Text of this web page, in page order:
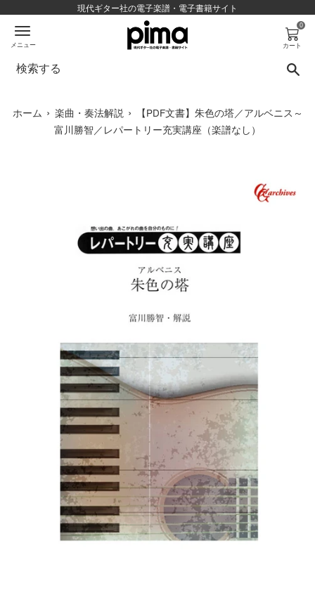
現代ギター社の電子楽譜・電子書籍サイト
0
カート
メニュー
ホーム › 楽曲・奏法解説 ›
【PDF文書】朱色の塔／アルベニス～
富川勝智／レパートリー充実講座（楽譜なし）